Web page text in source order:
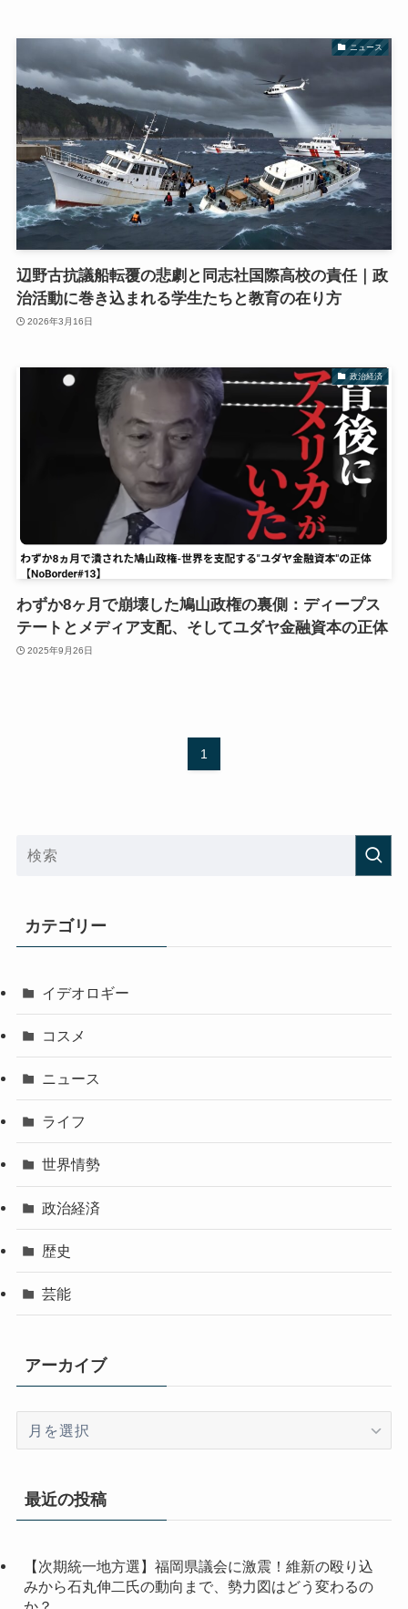
ニュース
辺野古抗議船転覆の悲劇と同志社国際高校の責任｜政
治活動に巻き込まれる学生たちと教育の在り方
2026年3月16日
政治経済
わずか8ヶ月で崩壊した鳩山政権の裏側：ディープス
テートとメディア支配、そしてユダヤ金融資本の正体
2025年9月26日
1
カテゴリー
イデオロギー
コスメ
ニュース
ライフ
世界情勢
政治経済
歴史
芸能
アーカイブ
イ
最近の投稿
【次期統一地方選】福岡県議会に激震！維新の殴り込
みから石丸伸二氏の動向まで、勢力図はどう変わるの